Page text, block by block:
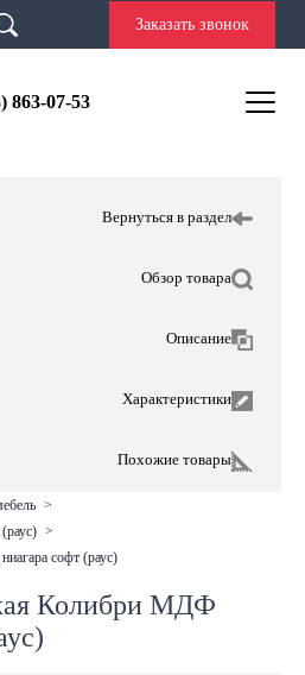
Заказать звонок
863-07-53
Вернуться в раздел
Обзор товара
Описание
Характеристики
Похожие товары
>
>
софт (раус)
Колибри МДФ